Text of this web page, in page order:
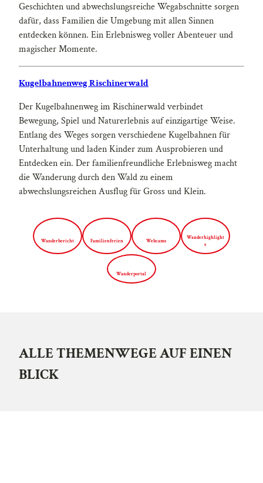
Geschichten und abwechslungsreiche Wegabschnitte sorgen
dafür, dass Familien die Umgebung mit allen Sinnen
entdecken können. Ein Erlebnisweg voller Abenteuer und
magischer Momente.
Kugelbahnenweg Rischinerwald
Der Kugelbahnenweg im Rischinerwald verbindet
Bewegung, Spiel und Naturerlebnis auf einzigartige Weise.
Entlang des Weges sorgen verschiedene Kugelbahnen für
Unterhaltung und laden Kinder zum Ausprobieren und
Entdecken ein. Der familienfreundliche Erlebnisweg macht
die Wanderung durch den Wald zu einem
abwechslungsreichen Ausflug für Gross und Klein.
Wanderbericht Familienferien Webcams
Wanderhighlight
s
Wanderportal
ALLE THEMENWEGE AUF EINEN
BLICK